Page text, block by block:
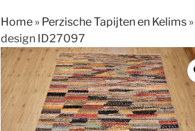
Home » Perzische Tapijten en Kelims »
design ID27097